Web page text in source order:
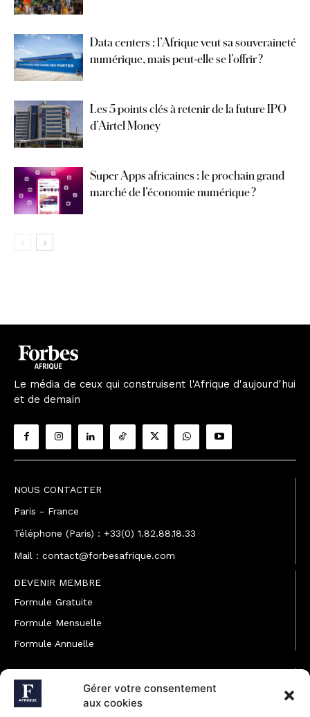
Gérer votre consentement
aux cookies
Data centers : l’Afrique veut sa souveraineté
numérique, mais peut-elle se l’offrir ?
Les 5 points clés à retenir de la future IPO
d’Airtel Money
Super Apps africaines : le prochain grand
marché de l’économie numérique ?
Le média de ceux qui construisent l'Afrique d'aujourd'hui
et de demain
NOUS CONTACTER
Paris - France
Téléphone (Paris) : +33(0) 1.82.88.18.33
Mail : contact@forbesafrique.com
DEVENIR MEMBRE
Formule Gratuite
Formule Mensuelle
Formule Annuelle
JOINDRE L'ÉQUIPE
Rédaction